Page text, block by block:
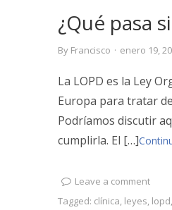
¿Qué pasa
By Francisco · enero 19,
La LOPD es la Ley
Europa para tratar
Podríamos discutir
cumplirla. El […]
Leave a comment
Tagged: clínica, leyes, lopd,